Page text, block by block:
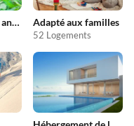
Emmener votre animal en vacances Adapté aux familles
52 Logements